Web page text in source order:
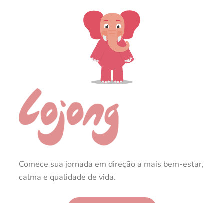
Comece sua jornada em direção a mais bem-estar,
calma e qualidade de vida.